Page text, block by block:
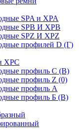
SPA и XPA
SPB И XPB
SPZ И XPZ
профилей D (Г)
XPC
профиль C (В)
профиль Z (0)
профиль А
профиль Б (B)